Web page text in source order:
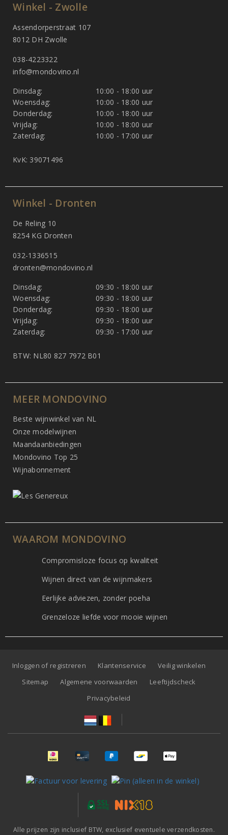
Winkel - Zwolle
Assendorperstraat 107
8012 DH Zwolle
038-4223322
info@mondovino.nl
Dinsdag:
10:00 - 18:00 uur
Woensdag:
10:00 - 18:00 uur
Donderdag:
10:00 - 18:00 uur
Vrijdag:
10:00 - 18:00 uur
Zaterdag:
10:00 - 17:00 uur
KvK: 39071496
Winkel - Dronten
De Reling 10
8254 KG Dronten
032-1336515
dronten@mondovino.nl
Dinsdag:
09:30 - 18:00 uur
Woensdag:
09:30 - 18:00 uur
Donderdag:
09:30 - 18:00 uur
Vrijdag:
09:30 - 18:00 uur
Zaterdag:
09:30 - 17:00 uur
BTW: NL80 827 7972 B01
MEER MONDOVINO
Beste wijnwinkel van NL
Onze modelwijnen
Maandaanbiedingen
Mondovino Top 25
Wijnabonnement
WAAROM MONDOVINO
Compromisloze focus op kwaliteit
Wijnen direct van de wijnmakers
Eerlijke adviezen, zonder poeha
Grenzeloze liefde voor mooie wijnen
Inloggen of registreren Klantenservice
Veilig winkelen
Sitemap
Algemene voorwaarden
Leeftijdscheck
Privacybeleid
Alle prijzen zijn inclusief BTW, exclusief eventuele verzendkosten.